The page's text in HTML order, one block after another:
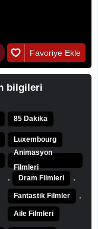
Favoriye Ekle
bilgileri
85 Dakika
Luxembourg
Animasyon
Filmleri
Dram Filmleri
Fantastik Filmler
Aile Filmleri